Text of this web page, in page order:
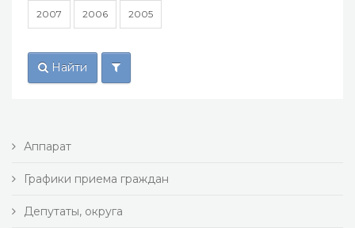
2007 2006 2005
Найти
Аппарат
Графики приема граждан
Депутаты, округа